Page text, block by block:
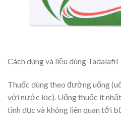
Cách dùng và liều dùng Tadalafil
Thuốc dùng theo đường uống
với nước lọc). Uống thuốc ít
tình dục và không liên quan tới